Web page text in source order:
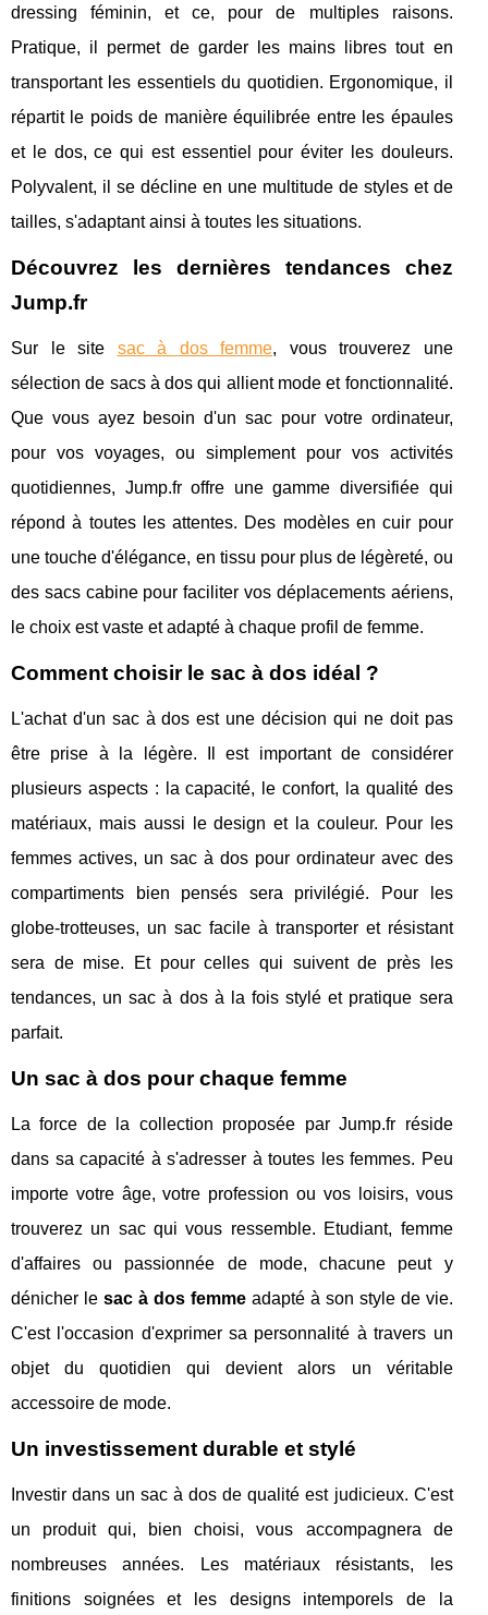
dressing féminin, et ce, pour de multiples raisons.
Pratique, il permet de garder les mains libres tout en
transportant les essentiels du quotidien. Ergonomique, il
répartit le poids de manière équilibrée entre les épaules
et le dos, ce qui est essentiel pour éviter les douleurs.
Polyvalent, il se décline en une multitude de styles et de
tailles, s'adaptant ainsi à toutes les situations.
Découvrez les dernières tendances chez
Jump.fr
Sur le site sac à dos femme, vous trouverez une
sélection de sacs à dos qui allient mode et fonctionnalité.
Que vous ayez besoin d'un sac pour votre ordinateur,
pour vos voyages, ou simplement pour vos activités
quotidiennes, Jump.fr offre une gamme diversifiée qui
répond à toutes les attentes. Des modèles en cuir pour
une touche d'élégance, en tissu pour plus de légèreté, ou
des sacs cabine pour faciliter vos déplacements aériens,
le choix est vaste et adapté à chaque profil de femme.
Comment choisir le sac à dos idéal ?
L'achat d'un sac à dos est une décision qui ne doit pas
être prise à la légère. Il est important de considérer
plusieurs aspects : la capacité, le confort, la qualité des
matériaux, mais aussi le design et la couleur. Pour les
femmes actives, un sac à dos pour ordinateur avec des
compartiments bien pensés sera privilégié. Pour les
globe-trotteuses, un sac facile à transporter et résistant
sera de mise. Et pour celles qui suivent de près les
tendances, un sac à dos à la fois stylé et pratique sera
parfait.
Un sac à dos pour chaque femme
La force de la collection proposée par Jump.fr réside
dans sa capacité à s'adresser à toutes les femmes. Peu
importe votre âge, votre profession ou vos loisirs, vous
trouverez un sac qui vous ressemble. Etudiant, femme
d'affaires ou passionnée de mode, chacune peut y
dénicher le sac à dos femmeadapté à son style de vie.
C'est l'occasion d'exprimer sa personnalité à travers un
objet du quotidien qui devient alors un véritable
accessoire de mode.
Un investissement durable et stylé
Investir dans un sac à dos de qualité est judicieux. C'est
un produit qui, bien choisi, vous accompagnera de
nombreuses années. Les matériaux résistants, les
finitions soignées et les designs intemporels de la